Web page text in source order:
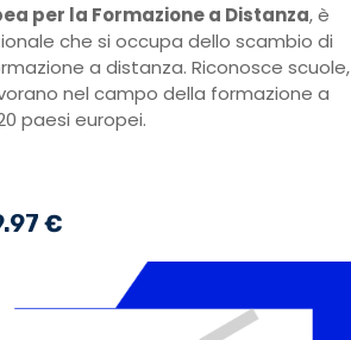
per la Formazione a Distanza, è
che si occupa dello scambio di
a distanza. Riconosce scuole,
nel campo della formazione a
paesi europei.
€